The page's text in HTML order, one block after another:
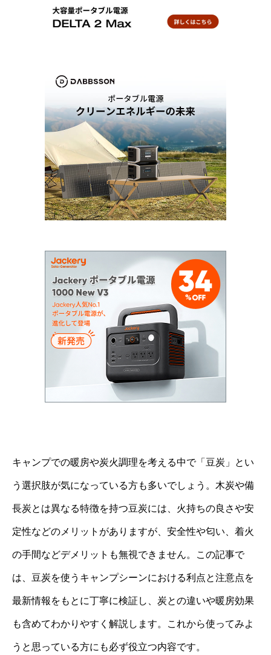
キャンプでの暖房や炭火調理を考える中で「豆炭」とい
う選択肢が気になっている方も多いでしょう。木炭や備
長炭とは異なる特徴を持つ豆炭には、火持ちの良さや安
定性などのメリットがありますが、安全性や匂い、着火
の手間などデメリットも無視できません。この記事で
は、豆炭を使うキャンプシーンにおける利点と注意点を
最新情報をもとに丁寧に検証し、炭との違いや暖房効果
も含めてわかりやすく解説します。これから使ってみよ
うと思っている方にも必ず役立つ内容です。